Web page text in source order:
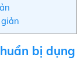
bị dụng